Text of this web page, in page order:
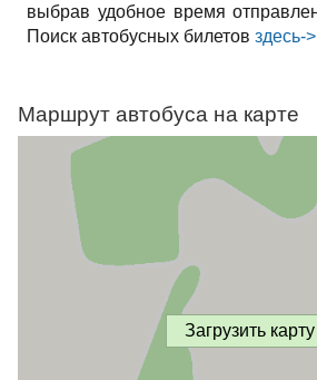
выбрав удобное время
Поиск автобусных билетов здесь->
Маршрут автобуса на карте
Загрузить карту